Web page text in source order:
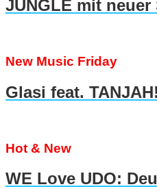
JUNGLE mit neuer
New Music Friday
Glasi feat.
Hot & New
WE Love UDO: